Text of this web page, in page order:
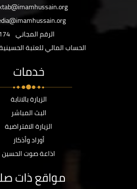
الرقم المجاني
الحساب المالي للعتبة
خدمات
الزيارة بالانابة
البث المباشر
الزيارة الافتراضية
أوراد وأذكار
اذاعة صوت الحسين
مواقع ذات